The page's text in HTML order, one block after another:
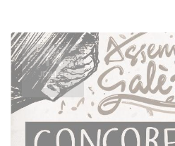
14
JUILLET
2025